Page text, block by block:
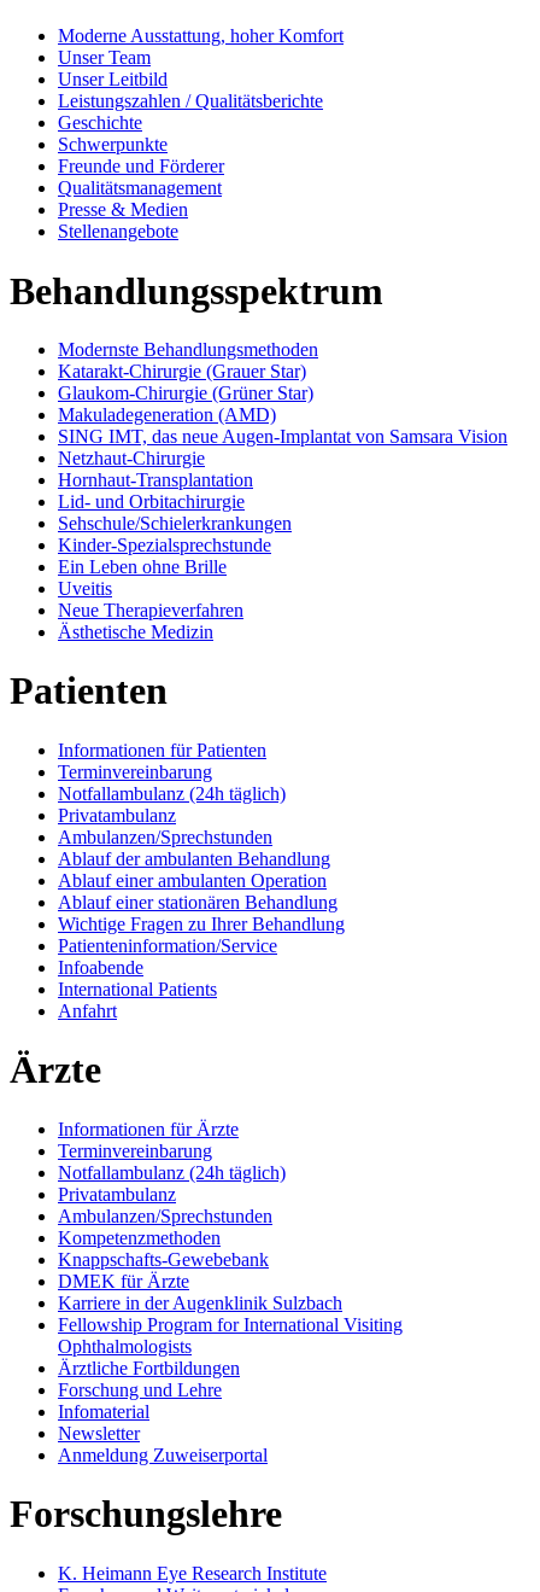
Moderne Ausstattung, hoher Komfort
Unser Team
Unser Leitbild
Leistungszahlen / Qualitätsberichte
Geschichte
Schwerpunkte
Freunde und Förderer
Qualitätsmanagement
Presse & Medien
Stellenangebote
Behandlungsspektrum
Modernste Behandlungsmethoden
Katarakt-Chirurgie (Grauer Star)
Glaukom-Chirurgie (Grüner Star)
Makuladegeneration (AMD)
SING IMT, das neue Augen-Implantat von Samsara Vision
Netzhaut-Chirurgie
Hornhaut-Transplantation
Lid- und Orbitachirurgie
Sehschule/Schielerkrankungen
Kinder-Spezialsprechstunde
Ein Leben ohne Brille
Uveitis
Neue Therapieverfahren
Ästhetische Medizin
Patienten
Informationen für Patienten
Terminvereinbarung
Notfallambulanz (24h täglich)
Privatambulanz
Ambulanzen/Sprechstunden
Ablauf der ambulanten Behandlung
Ablauf einer ambulanten Operation
Ablauf einer stationären Behandlung
Wichtige Fragen zu Ihrer Behandlung
Patienteninformation/Service
Infoabende
International Patients
Anfahrt
Ärzte
Informationen für Ärzte
Terminvereinbarung
Notfallambulanz (24h täglich)
Privatambulanz
Ambulanzen/Sprechstunden
Kompetenzmethoden
Knappschafts-Gewebebank
DMEK für Ärzte
Karriere in der Augenklinik Sulzbach
Fellowship Program for International Visiting
Ophthalmologists
Ärztliche Fortbildungen
Forschung und Lehre
Infomaterial
Newsletter
Anmeldung Zuweiserportal
Forschungslehre
K. Heimann Eye Research Institute